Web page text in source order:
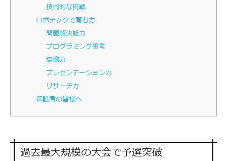
技術的な挑戦
ロボテックで育む力
問題解決能力
プログラミング思考
協働力
プレゼンテーション力
リサーチ力
保護者の皆様へ
過去最大規模の大会で予選突破